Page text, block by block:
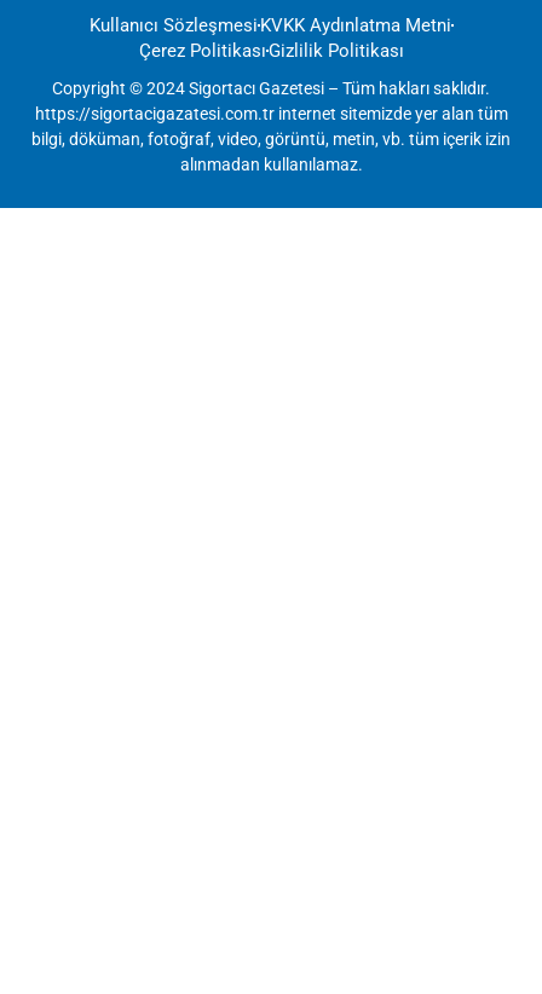
Kullanıcı SözleşmesiKVKK Aydınlatma Metni
Çerez PolitikasıGizlilik Politikası
Copyright © 2024 Sigortacı Gazetesi – Tüm hakları saklıdır.
https://sigortacigazatesi.com.tr internet sitemizde yer alan tüm
bilgi, döküman, fotoğraf, video, görüntü, metin, vb. tüm içerik izin
alınmadan kullanılamaz.